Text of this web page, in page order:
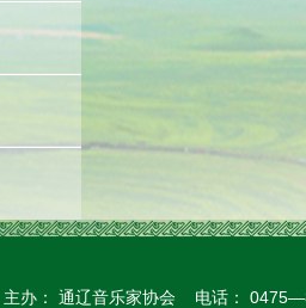
主办： 通辽音乐家协会 电话：